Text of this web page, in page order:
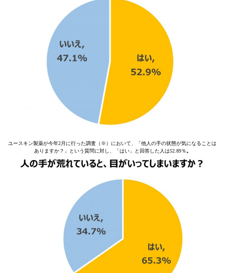
ユースキン製薬が今年2月に行った調査（※）において、「他人の手の状態が気になることは
ありますか？」という質問に対し、「はい」と回答した人は52.89％。